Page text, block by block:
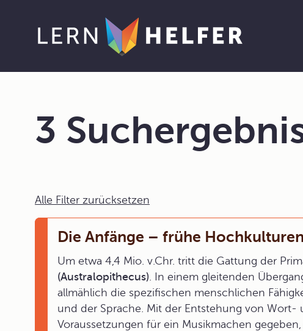
3
Alle Filter zurücksetzen
Die Anfänge – frühe
Um etwa 4,4 Mio. v.Chr. tritt die Gattung der
(Australopithecus). In einem gleitenden
allmählich die spezifischen menschlichen
und der Sprache. Mit der Entstehung von Wort-
Voraussetzungen für ein Musikmachen